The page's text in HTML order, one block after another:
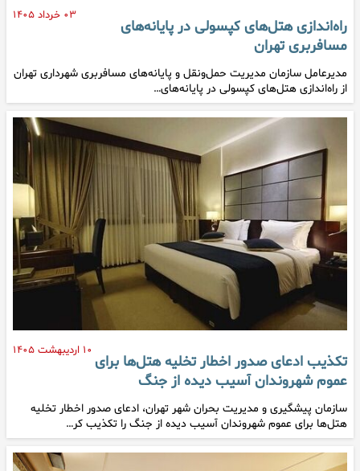
۰۳ خرداد ۱۴۰۵
راه‌اندازی هتل‌های کپسولی در پایانه‌های
مسافربری تهران
مدیرعامل سازمان مدیریت حمل‌ونقل و پایانه‌های مسافربری شهرداری تهران
از راه‌اندازی هتل‌های کپسولی در پایانه‌های…
۱۰ اردیبهشت ۱۴۰۵
تکذیب ادعای صدور اخطار تخلیه هتل‌ها برای
عموم شهروندان آسیب‌ دیده از جنگ
سازمان پیشگیری و مدیریت بحران شهر تهران، ادعای صدور اخطار تخلیه
هتل‌ها برای عموم شهروندان آسیب‌ دیده از جنگ را تکذیب کر…